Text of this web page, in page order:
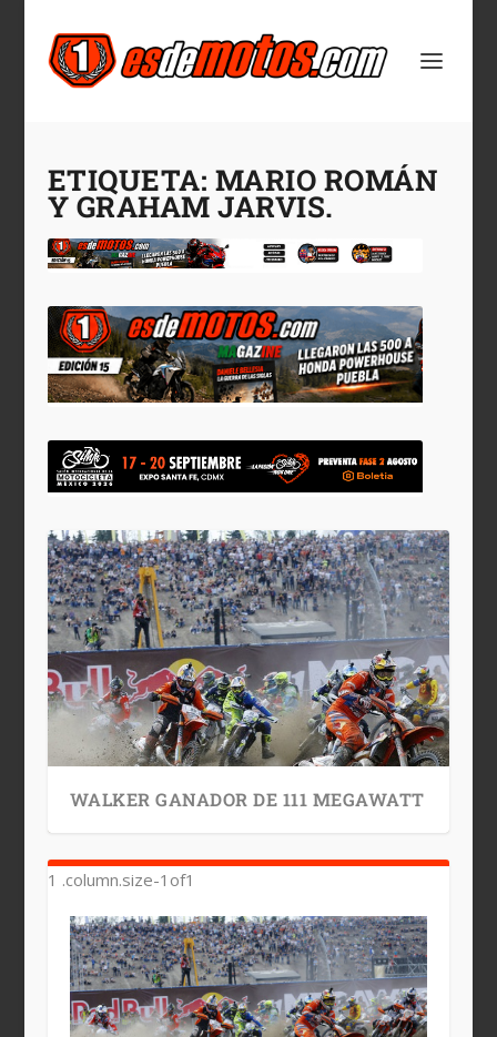
ETIQUETA: MARIO ROMÁN
Y GRAHAM JARVIS.
WALKER GANADOR DE 111 MEGAWATT